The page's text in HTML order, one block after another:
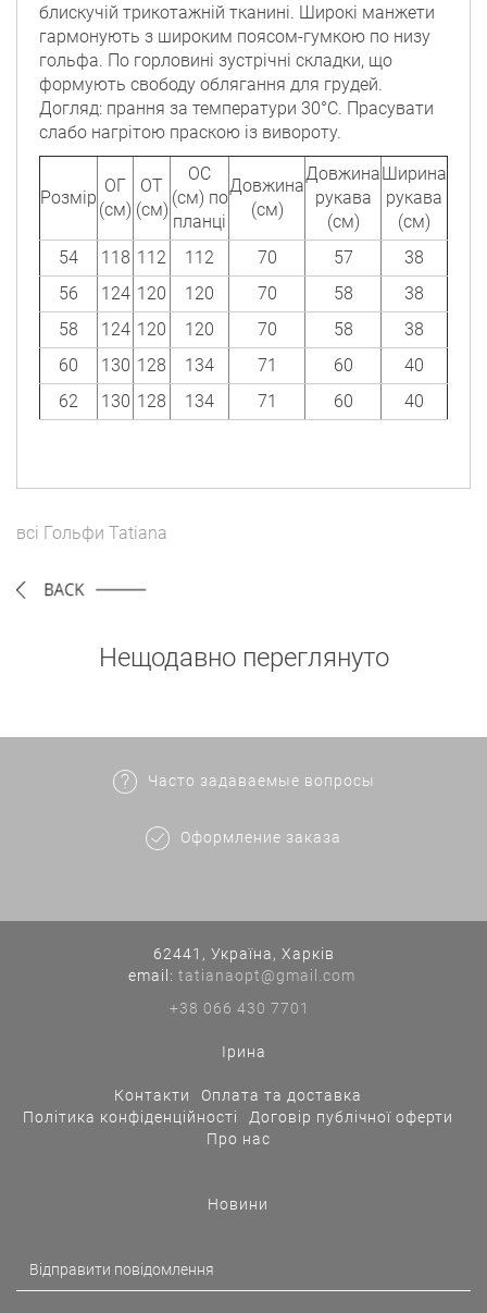
блискучій трикотажній тканині. Широкі манжети
гармонують з широким поясом-гумкою по низу
гольфа. По горловині зустрічні складки, що
формують свободу облягання для грудей.
Догляд: прання за температури 30°C. Прасувати
слабо нагрітою праскою із вивороту.
Розмір
ОГ
(см)
ОТ
(см)
ОС
(см) по
планці
Довжина
(см)
Довжина
рукава
(см)
Ширина
рукава
(см)
54
118 112 112 70 57
38
56
124 120 120 70 58
38
58
124 120 120 70 58
38
60
130 128 134 71 60
40
62
130 128 134 71 60 40
всі Гольфи Tatiana
Нещодавно переглянуто
Часто задаваемые вопросы
Оформление заказа
62441, Україна, Харків
еmail: tatianaopt@gmail.com
+38 066 430 7701
Ірина
Контакти
Оплата та доставка
Політика конфіденційності
Договір публічної оферти
Про нас
Новини